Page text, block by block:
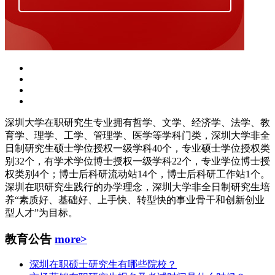
深圳大学在职研究生专业拥有哲学、文学、经济学、法学、教
育学、理学、工学、管理学、医学等学科门类，深圳大学非全
日制研究生硕士学位授权一级学科40个，专业硕士学位授权类
别32个，有学术学位博士授权一级学科22个，专业学位博士授
权类别4个；博士后科研流动站14个，博士后科研工作站1个。
深圳在职研究生践行的办学理念，深圳大学非全日制研究生培
养“素质好、基础好、上手快、转型快的事业骨干和创新创业
型人才”为目标。
教育公告 more>
深圳在职硕士研究生有哪些院校？